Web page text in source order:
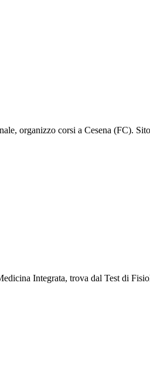
organizzo corsi a Cesena (FC).
Integrata, trova dal Test di